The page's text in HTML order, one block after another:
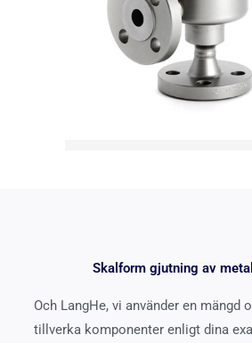
Skalform gjutning av
Och LangHe, vi använder en
tillverka komponenter enligt dina